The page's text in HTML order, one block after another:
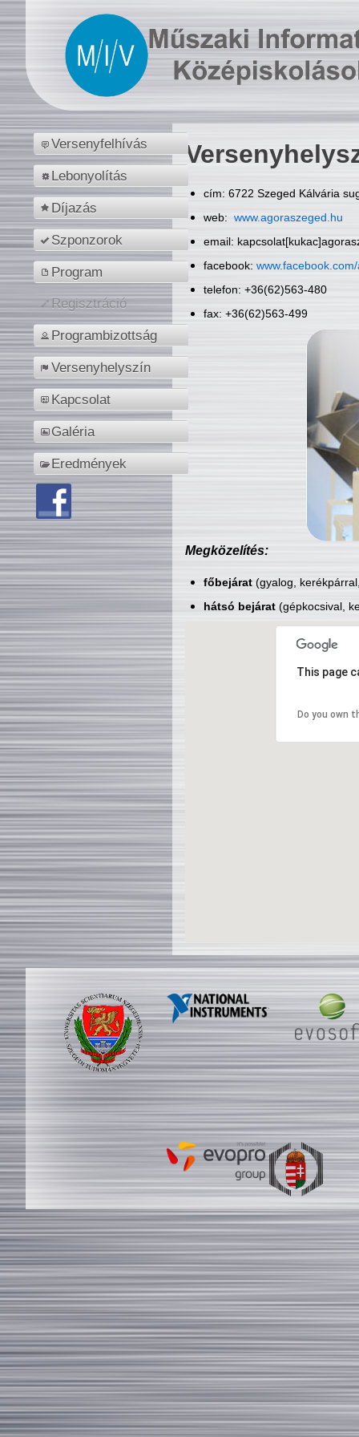
Versenyfelhívás
Lebonyolítás
Díjazás
Szponzorok
Program
Regisztráció
Programbizottság
Versenyhelyszín
Kapcsolat
Galéria
Eredmények
cím: 6722 Szeged Kálvária
web: www.agoraszeged.hu
email:
facebook:
telefon: +36(62)563-480
fax: +36(62)563-499
Megközelítés:
főbejárat(gyalog,
hátsó bejárat(gépkocsival,
This page
Do you own